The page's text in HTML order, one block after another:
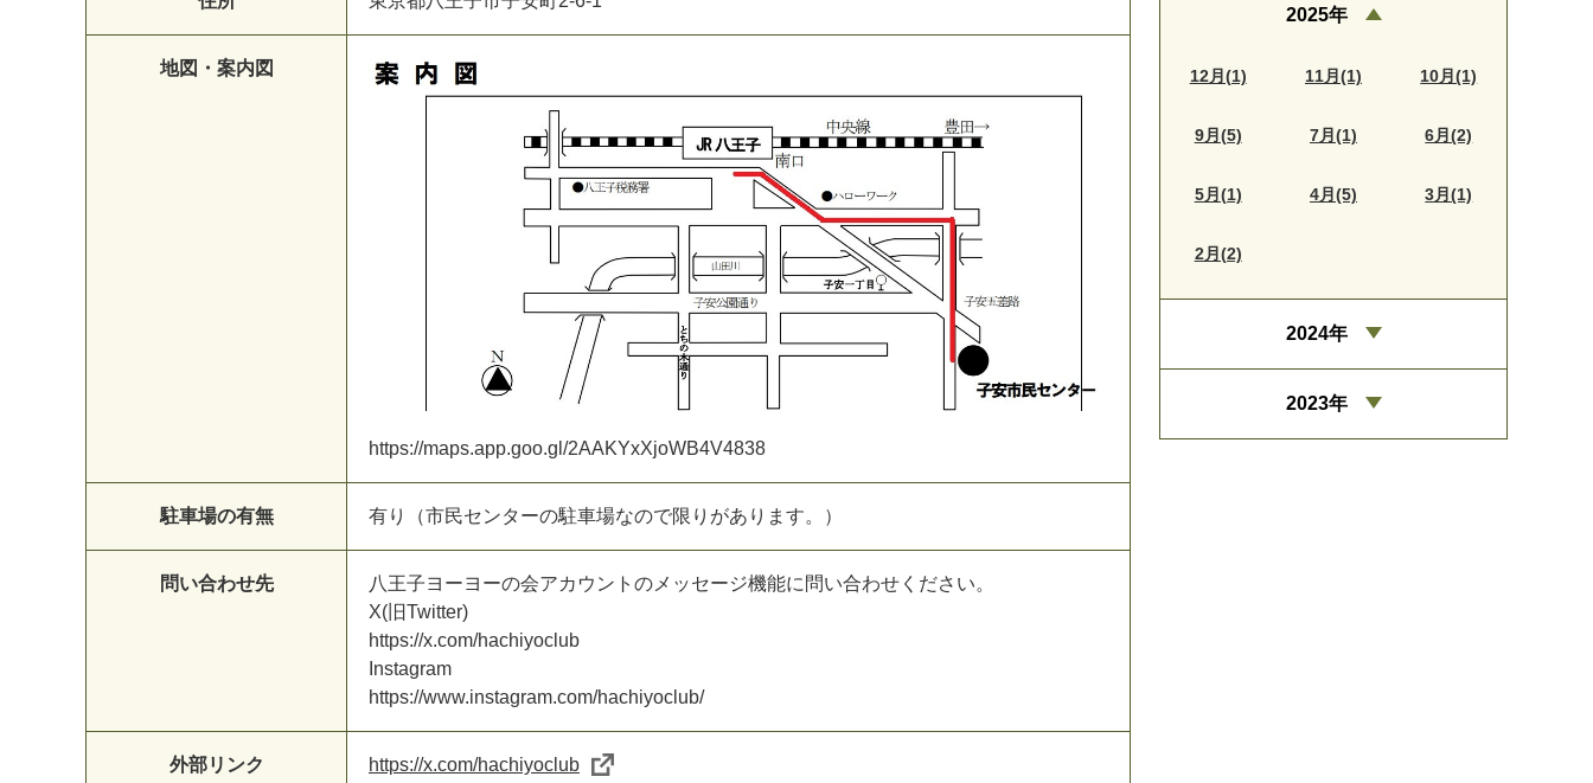
地図・案内図
https://maps.app.goo.gl/2AAKYxXjoWB4V4838
駐車場の有無 有り（市民センターの駐車場なので限りがあります。）
問い合わせ先
八王子ヨーヨーの会アカウントのメッセージ機能に問い合わせください。
X(旧Twitter)
https://x.com/hachiyoclub
Instagram
https://www.instagram.com/hachiyoclub/
外部リンク https://x.com/hachiyoclub
2025年
12月(1) 11月(1) 10月(1)
9月(5) 7月(1) 6月(2)
5月(1) 4月(5) 3月(1)
2月(2)
2024年
2023年